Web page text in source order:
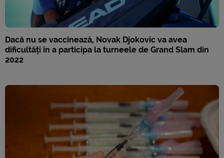
Dacă nu se vaccinează, Novak Djokovic va avea
dificultăți în a participa la turneele de Grand Slam din
2022